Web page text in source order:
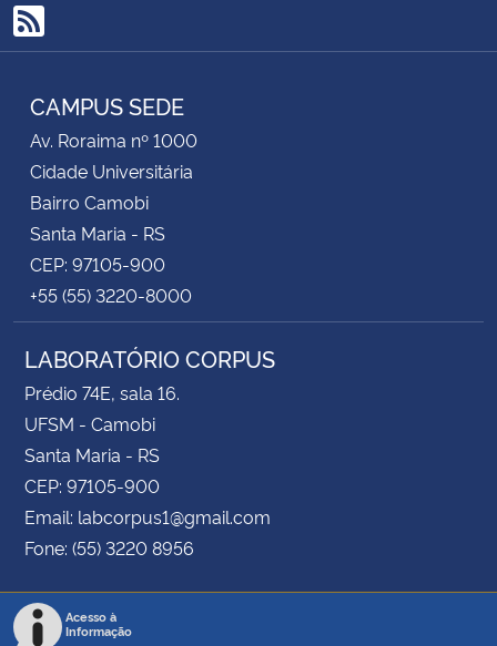
RSS
CAMPUS SEDE
Av. Roraima nº 1000
Cidade Universitária
Bairro Camobi
Santa Maria - RS
CEP: 97105-900
+55 (55) 3220-8000
LABORATÓRIO CORPUS
Prédio 74E, sala 16.
UFSM - Camobi
Santa Maria - RS
CEP: 97105-900
Email: labcorpus1@gmail.com
Fone: (55) 3220 8956
Acesso à
Informação